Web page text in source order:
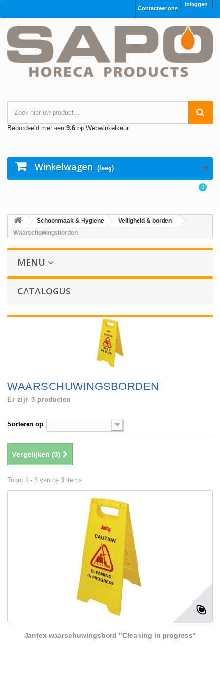
Inloggen
Contacteer ons
Beoordeeld met een 9.6 op Webwinkelkeur
Winkelwagen (leeg)
0
Schoonmaak & Hygiene
Veiligheid & borden
Waarschuwingsborden
MENU
CATALOGUS
WAARSCHUWINGSBORDEN
Er zijn 3 producten
Sorteren op --
Vergelijken (0)
Toont 1 - 3 van de 3 items
Jantex waarschuwingsbord "Cleaning in progress"